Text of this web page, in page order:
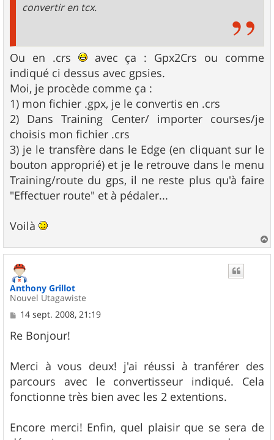
convertir en tcx.
Ou en .crs
avec ça : Gpx2Crs ou comme
indiqué ci dessus avec gpsies.
Moi, je procède comme ça :
1) mon fichier .gpx, je le convertis en .crs
2) Dans Training Center/ importer courses/je
choisis mon fichier .crs
3) je le transfère dans le Edge (en cliquant sur le
bouton approprié) et je le retrouve dans le menu
Training/route du gps, il ne reste plus qu'à faire
"Effectuer route" et à pédaler...
Voilà
a
Anthony Grillot
Nouvel Utagawiste
M
s
s
g
e
14 sept. 2008, 21:19
Re Bonjour!
Merci à vous deux! j'ai réussi à tranférer des
parcours avec le convertisseur indiqué. Cela
fonctionne très bien avec les 2 extentions.
Encore merci! Enfin, quel plaisir que se sera de